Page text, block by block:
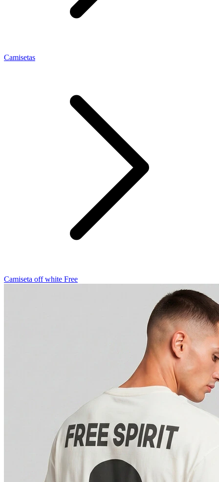
Camisetas
Camiseta off white Free